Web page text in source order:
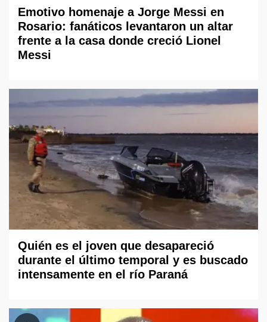
Emotivo homenaje a Jorge Messi en
Rosario: fanáticos levantaron un altar
frente a la casa donde creció Lionel
Messi
Quién es el joven que desapareció
durante el último temporal y es buscado
intensamente en el río Paraná